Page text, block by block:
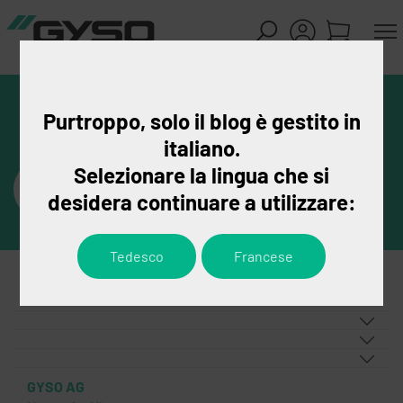
GYSO AG
Purtroppo, solo il blog è gestito in
italiano.
Selezionare la lingua che si
desidera continuare a utilizzare:
Tedesco Francese